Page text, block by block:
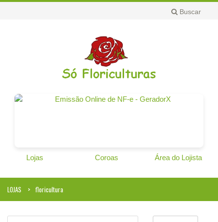
Buscar
Lojas Coroas Área do Lojista
LOJAS floricultura